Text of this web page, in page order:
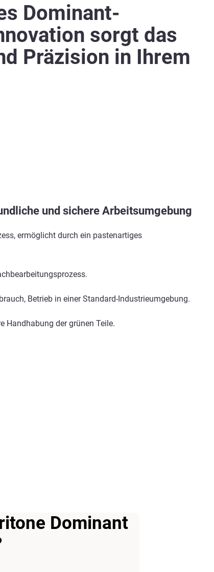
Dominant-
sorgt das
Präzision in Ihrem
und sichere Arbeitsumgebung
ermöglicht durch ein pastenartiges
Betrieb in einer Standard-Industrieumgebung.
Handhabung der grünen Teile.
Dominant